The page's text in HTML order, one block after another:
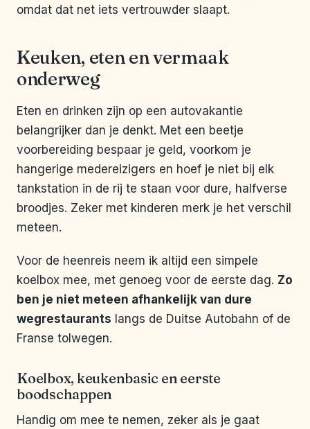
omdat dat net iets vertrouwder slaapt.
Keuken, eten en vermaak
onderweg
Eten en drinken zijn op een autovakantie
belangrijker dan je denkt. Met een beetje
voorbereiding bespaar je geld, voorkom je
hangerige medereizigers en hoef je niet bij elk
tankstation in de rij te staan voor dure, halfverse
broodjes. Zeker met kinderen merk je het verschil
meteen.
Voor de heenreis neem ik altijd een simpele
koelbox mee, met genoeg voor de eerste dag. Zo
ben je niet meteen afhankelijk van dure
wegrestaurants langs de Duitse Autobahn of de
Franse tolwegen.
Koelbox, keukenbasic en eerste
boodschappen
Handig om mee te nemen, zeker als je gaat